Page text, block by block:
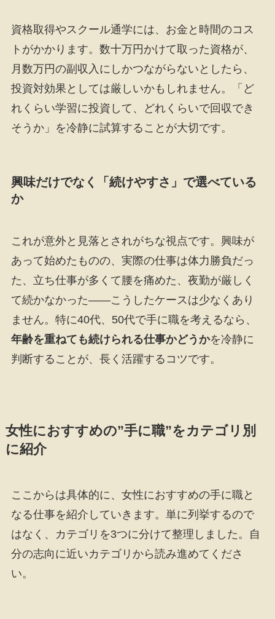
資格取得やスクール通学には、お金と時間のコス
トがかかります。数十万円かけて取った資格が、
月数万円の副収入にしかつながらないとしたら、
投資対効果としては厳しいかもしれません。「ど
れくらい学習に投資して、どれくらいで回収でき
そうか」を冷静に試算することが大切です。
興味だけでなく「続けやすさ」で選べている
か
これが意外と見落とされがちな視点です。興味が
あって始めたものの、実際の仕事は体力勝負だっ
た、立ち仕事が多くて腰を痛めた、夜勤が厳しく
て続かなかった――こうしたケースは少なくあり
ません。特に40代、50代で手に職を考えるなら、
年齢を重ねても続けられる仕事かどうかを冷静に
判断することが、長く活躍するコツです。
女性におすすめの”手に職”をカテゴリ別
に紹介
ここからは具体的に、女性におすすめの手に職と
なる仕事を紹介していきます。単に列挙するので
はなく、カテゴリを3つに分けて整理しました。自
分の志向に近いカテゴリから読み進めてくださ
い。